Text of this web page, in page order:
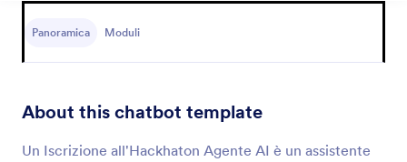
Panoramica Moduli
About this chatbot template
Un Iscrizione all'Hackhaton Agente AI è un assistente